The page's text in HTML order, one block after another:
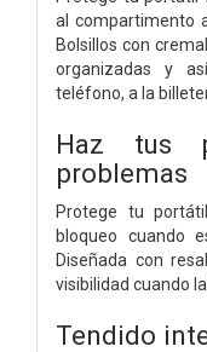
al compartimento
Bolsillos con
organizadas y
teléfono, a la
Haz tus
problemas
Protege tu
bloqueo cuando
Diseñada con
visibilidad cuando
Tendido